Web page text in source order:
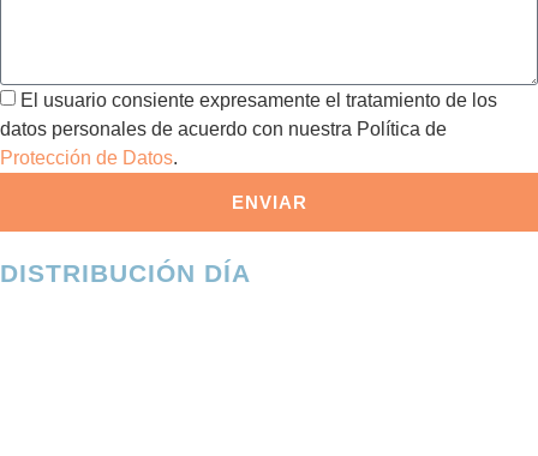
El usuario consiente expresamente el tratamiento de los
datos personales de acuerdo con nuestra Política de
Protección de Datos.
ENVIAR
DISTRIBUCIÓN DÍA